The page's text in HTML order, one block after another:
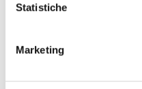
Statistiche
Marketing